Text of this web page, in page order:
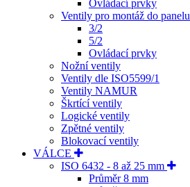
Ovládací prvky
Ventily pro montáž do panelu
3/2
5/2
Ovládací prvky
Nožní ventily
Ventily dle ISO5599/1
Ventily NAMUR
Škrtící ventily
Logické ventily
Zpětné ventily
Blokovací ventily
VÁLCE
ISO 6432 - 8 až 25 mm
Průměr 8 mm